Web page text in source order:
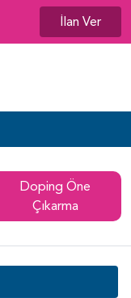
İlan Ver
Doping Öne
Çıkarma